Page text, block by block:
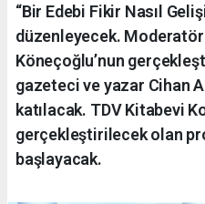
“Bir Edebi Fikir Nasıl
düzenleyecek.
Köneçoğlu’nun
gazeteci ve yazar Cihan
katılacak. TDV Kitabevi
gerçekleştirilecek olan
başlayacak.